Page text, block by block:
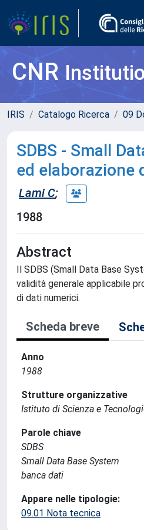
CNR
IRIS Catalogo Ricerca 09
SDBS - Small
ed elaborazione
Lami C;
1988
Abstract
Il SDBS (Small Data Base
validità generale applicabile
di dati numerici.
Scheda breve
Anno
1988
Strutture organizzative
Istituto di Scienza e
Parole chiave
SDBS
Small Data Base System
banca dati
Appare nelle tipologie:
09.01 Nota tecnica